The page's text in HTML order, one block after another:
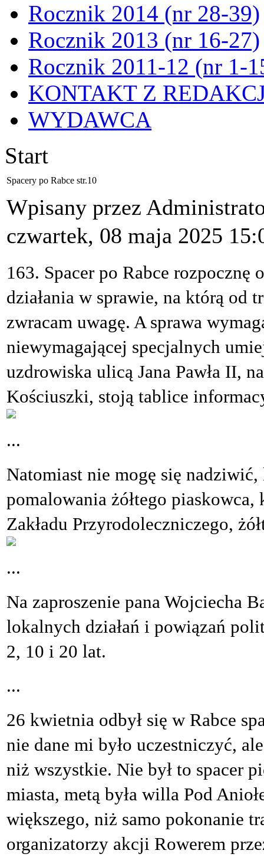
Rocznik 2014 (nr 28-39)
Rocznik 2013 (nr 16-27)
Rocznik 2011-12 (nr 1-
KONTAKT Z
WYDAWCA
Start
Spacery po Rabce str.10
Wpisany przez
czwartek, 08 maja 2025
163. Spacer po Rabce
działania w sprawie, na którą od
zwracam uwagę. A sprawa
niewymagającej specjalnych
uzdrowiska ulicą Jana Pawła II,
Kościuszki, stoją tablice
...
Natomiast nie mogę się
pomalowania żółtego
Zakładu Przyrodoleczniczego,
...
Na zaproszenie pana Wojciecha
lokalnych działań i powiązań
2, 10 i 20 lat.
...
26 kwietnia odbył się w Rabce
nie dane mi było uczestniczyć,
niż wszystkie. Nie był to spacer
miasta, metą była willa Pod
większego, niż samo pokonanie
organizatorzy akcji Rowerem